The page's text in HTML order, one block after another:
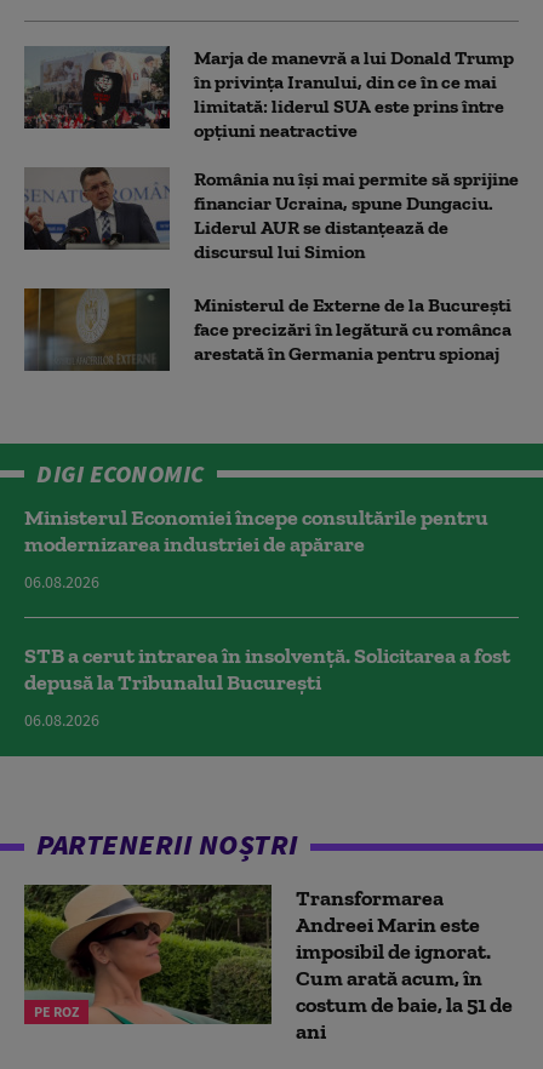
Marja de manevră a lui Donald Trump
în privința Iranului, din ce în ce mai
limitată: liderul SUA este prins între
opțiuni neatractive
România nu își mai permite să sprijine
financiar Ucraina, spune Dungaciu.
Liderul AUR se distanțează de
discursul lui Simion
Ministerul de Externe de la București
face precizări în legătură cu românca
arestată în Germania pentru spionaj
DIGI ECONOMIC
Ministerul Economiei începe consultările pentru
modernizarea industriei de apărare
06.08.2026
STB a cerut intrarea în insolvență. Solicitarea a fost
depusă la Tribunalul București
06.08.2026
PARTENERII NOȘTRI
PE ROZ
Transformarea
Andreei Marin este
imposibil de ignorat.
Cum arată acum, în
costum de baie, la 51 de
ani